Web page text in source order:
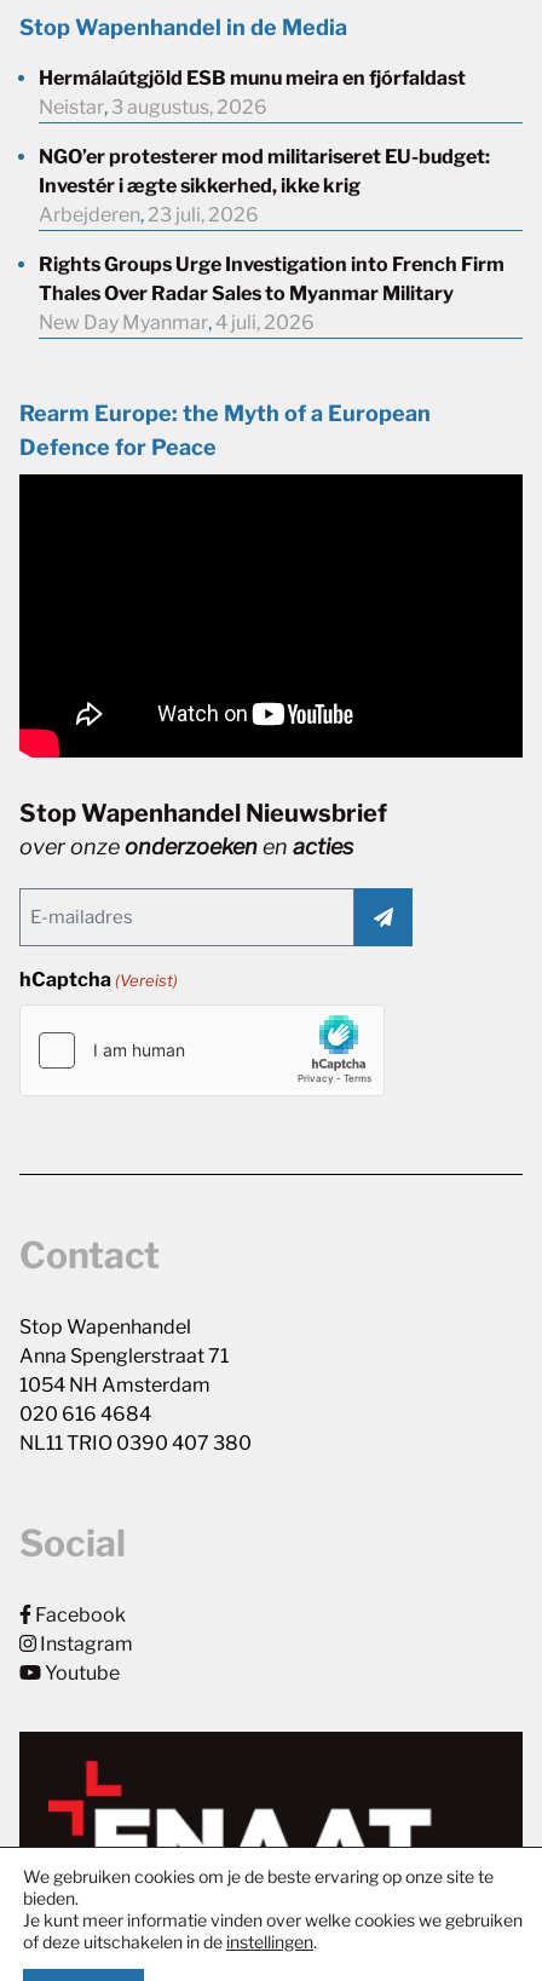
Stop Wapenhandel in de Media
Hermálaútgjöld ESB munu meira en fjórfaldast
Neistar, 3 augustus, 2026
NGO’er protesterer mod militariseret EU-budget:
Investér i ægte sikkerhed, ikke krig
Arbejderen, 23 juli, 2026
Rights Groups Urge Investigation into French Firm
Thales Over Radar Sales to Myanmar Military
New Day Myanmar, 4 juli, 2026
Rearm Europe: the Myth of a European
Defence for Peace
Stop Wapenhandel Nieuwsbrief
over onzeonderzoekenen acties
(Vereist)
hCaptcha (Vereist)
Contact
Stop Wapenhandel
Anna Spenglerstraat 71
1054 NH Amsterdam
020 616 4684
NL11 TRIO 0390 407 380
Social
Facebook
Instagram
Youtube
We gebruiken cookies om je de beste ervaring op onze site te
bieden.
Je kunt meer informatie vinden over welke cookies we gebruiken
of deze uitschakelen in de instellingen.